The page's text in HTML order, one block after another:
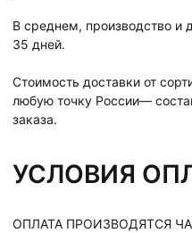
В среднем, производство и
35 дней.
Стоимость доставки от
любую точку России—
заказа.
УСЛОВИЯ
ОПЛАТА ПРОИЗВОДЯТСЯ